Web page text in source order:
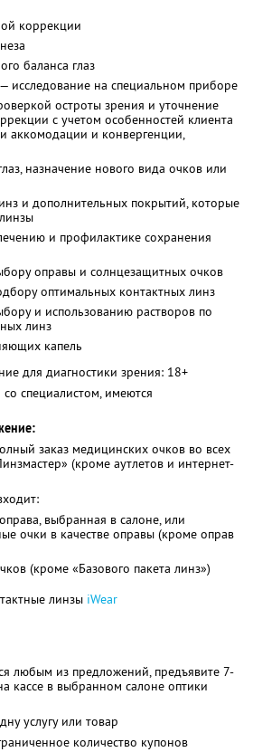
коррекции
баланса глаз
исследование на специальном приборе
остроты зрения и уточнение
с учетом особенностей клиента
аккомодации и конвергенции,
назначение нового вида очков или
и дополнительных покрытий, которые
и профилактике сохранения
оправы и солнцезащитных очков
оптимальных контактных линз
и использованию растворов по
линз
капель
для диагностики зрения: 18+
специалистом, имеются
заказ медицинских очков во всех
(кроме аутлетов и интернет-
выбранная в салоне, или
очки в качестве оправы (кроме оправ
(кроме «Базового пакета линз»)
линзы iWear
любым из предложений, предъявите 7-
кассе в выбранном салоне оптики
услугу или товар
количество купонов